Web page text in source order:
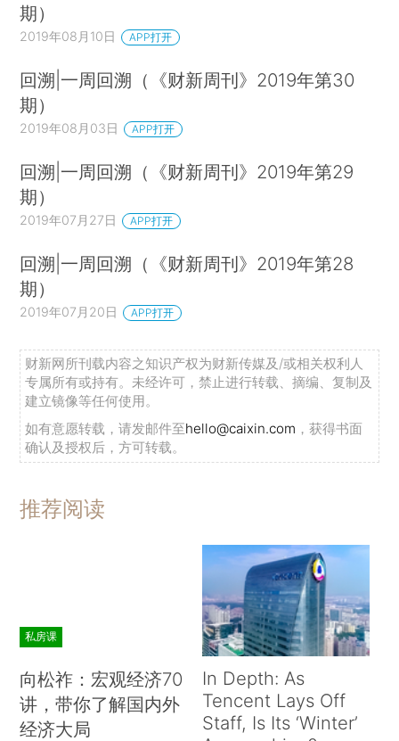
期）
2019年08月10日 APP打开
回溯|一周回溯（《财新周刊》2019年第30
期）
2019年08月03日 APP打开
回溯|一周回溯（《财新周刊》2019年第29
期）
2019年07月27日 APP打开
回溯|一周回溯（《财新周刊》2019年第28
期）
2019年07月20日 APP打开
财新网所刊载内容之知识产权为财新传媒及/或相关权利人
专属所有或持有。未经许可，禁止进行转载、摘编、复制及
建立镜像等任何使用。
如有意愿转载，请发邮件至hello@caixin.com ，获得书面
确认及授权后，方可转载。
推荐阅读
私房课
向松祚：宏观经济70
讲，带你了解国内外
经济大局
In Depth: As
Tencent Lays Off
Staff, Is Its ‘Winter’